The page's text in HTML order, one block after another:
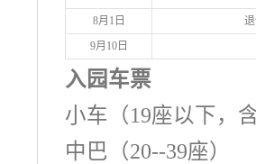
8月1日
9月10日
入园车票
小车（19座以下，
中巴（20--39